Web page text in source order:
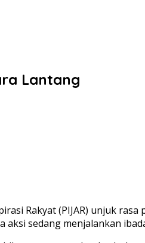
Lantang
Rakyat (PIJAR) unjuk
sedang menjalankan